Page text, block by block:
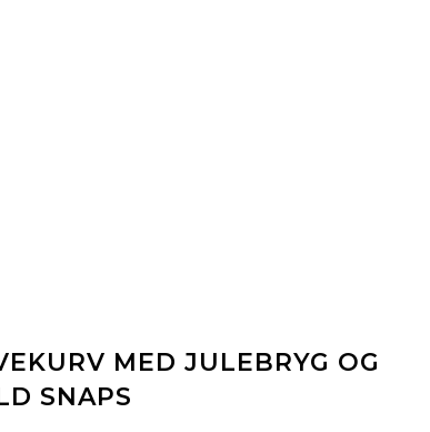
MED JULEBRYG OG
SNAPS